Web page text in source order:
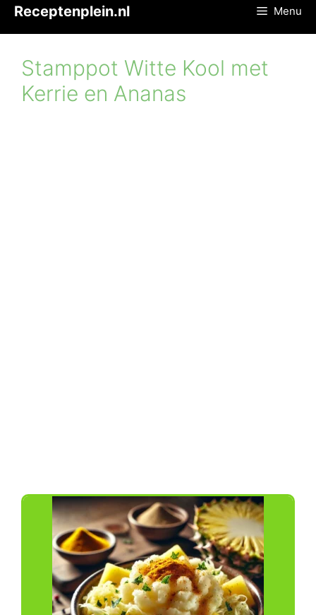
inhoud
Receptenplein.nl Menu
Stamppot Witte Kool met
Kerrie en Ananas